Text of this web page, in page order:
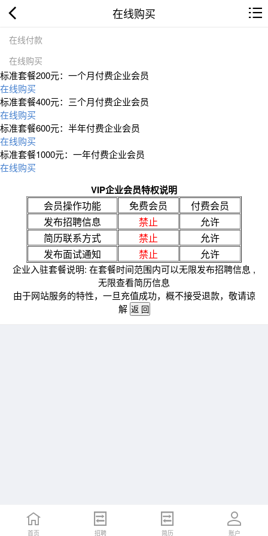
在线购买
在线付款
在线购买
标准套餐200元：一个月付费企业会员
在线购买
标准套餐400元：三个月付费企业会员
在线购买
标准套餐600元：半年付费企业会员
在线购买
标准套餐1000元：一年付费企业会员
在线购买
VIP企业会员特权说明
会员操作功能 免费会员
付费会员
发布招聘信息
禁止
允许
简历联系方式
禁止
允许
发布面试通知
禁止 允许
企业入驻套餐说明: 在套餐时间范围内可以无限发布招聘信息 ,
无限查看简历信息
由于网站服务的特性，一旦充值成功，概不接受退款，敬请谅
解
首页 招聘 简历 账户